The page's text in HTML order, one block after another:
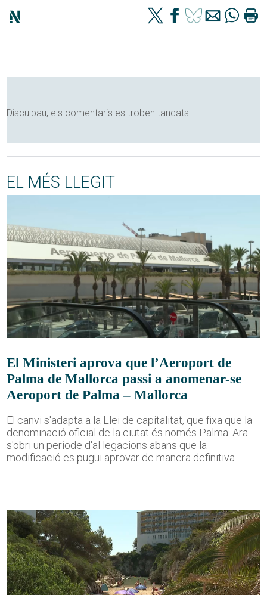
Disculpau, els comentaris es troben tancats
EL MÉS LLEGIT
El Ministeri aprova que l’Aeroport de
Palma de Mallorca passi a anomenar-se
Aeroport de Palma – Mallorca
El canvi s'adapta a la Llei de capitalitat, que fixa que la
denominació oficial de la ciutat és només Palma. Ara
s'obri un període d'al·legacions abans que la
modificació es pugui aprovar de manera definitiva.